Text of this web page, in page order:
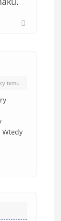
temu
Wtedy